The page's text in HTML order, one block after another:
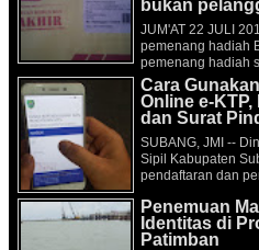
bukan
JUM'AT 22 JULI
pemenang hadiah
pemenang hadiah
Cara
Online e-
dan Surat
SUBANG, JMI --
Sipil Kabupaten
pendaftaran dan
Penemuan
Identitas di
Patimban